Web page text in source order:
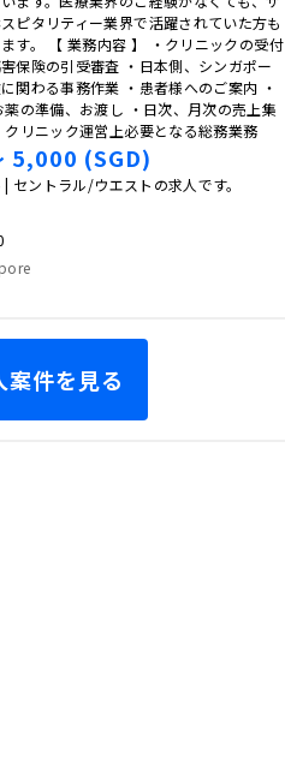
ピタリティー業界で活躍されていた方も
す。 【 業務内容 】 ・クリニックの受付
保険の引受審査 ・⽇本側、シンガポー
関わる事務作業 ・患者様へのご案内 ・
の準備、お渡し ・⽇次、⽉次の売上集
クリニック運営上必要となる総務業務
5,000 (SGD)
セントラル/ウエストの求人です。
件を見る